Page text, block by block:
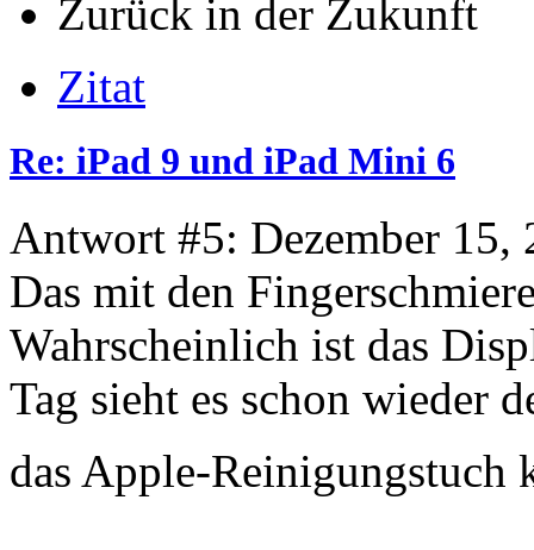
Zurück in der Zukunft
Zitat
Re: iPad 9 und iPad Mini 6
Antwort #5: Dezember 15,
Das mit den
Wahrscheinlich ist das
Tag sieht es schon wieder
das Apple-Reinigungstuch